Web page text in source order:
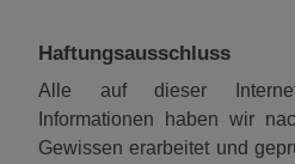
Haftungsausschluss
Alle auf dieser
Informationen haben wir
Gewissen erarbeitet und